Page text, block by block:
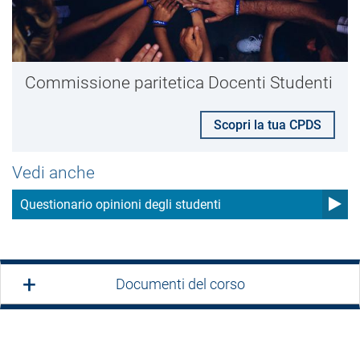
Commissione paritetica Docenti Studenti
Scopri la tua CPDS
Vedi anche
Questionario opinioni degli studenti
Documenti del corso